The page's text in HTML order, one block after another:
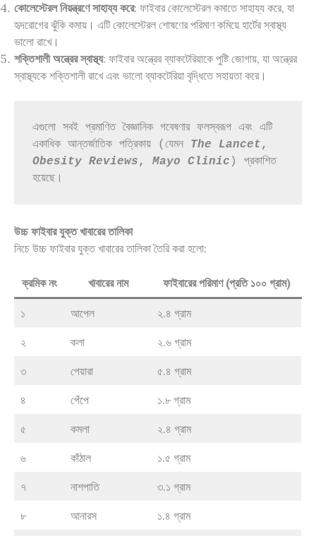
কোলেস্টেরল নিয়ন্ত্রণে সাহায্য করে: ফাইবার কোলেস্টেরল কমাতে সাহায্য করে, যা
হৃদরোগের ঝুঁকি কমায়। এটি কোলেস্টেরল শোষণের পরিমাণ কমিয়ে হার্টের স্বাস্থ্য
ভালো রাখে।
শক্তিশালী অন্ত্রের স্বাস্থ্য: ফাইবার অন্ত্রের ব্যাকটেরিয়াকে পুষ্টি জোগায়, যা অন্ত্রের
স্বাস্থ্যকে শক্তিশালী রাখে এবং ভালো ব্যাকটেরিয়া বৃদ্ধিতে সহায়তা করে।
এগুলো সবই প্রমাণিত বৈজ্ঞানিক গবেষণার ফলস্বরূপ এবং এটি
একাধিক আন্তর্জাতিক পত্রিকায় (যেমন The Lancet
Obesity Reviews, Mayo Clinic ) প্রকাশিত
হয়েছে।
উচ্চ ফাইবার যুক্ত খাবারের তালিকা
নিচে উচ্চ ফাইবার যুক্ত খাবারের তালিকা তৈরি করা হলো:
ক্রমিক নং খাবারের নাম ফাইবারের পরিমাণ (প্রতি ১০০ গ্রাম)
১ আপেল ২.৪ গ্রাম
২ কলা ২.৬ গ্রাম
৩ পেয়ারা ৫.৪ গ্রাম
৪ পেঁপে ১.৮ গ্রাম
৫ কমলা ২.৪ গ্রাম
৬ কাঁঠাল ১.৫ গ্রাম
৭ নাশপাতি ৩.১ গ্রাম
৮ আনারস ১.৪ গ্রাম